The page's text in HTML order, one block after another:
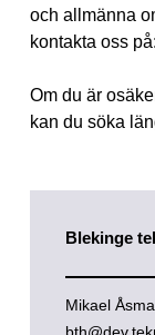
och allmänna
kontakta oss på:
Om du är
kan du söka
Blekinge
Mikael